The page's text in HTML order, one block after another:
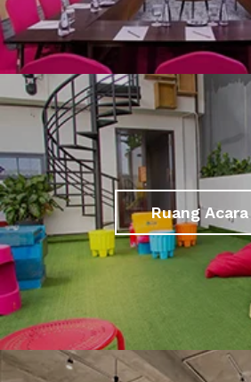
Ruang Acara